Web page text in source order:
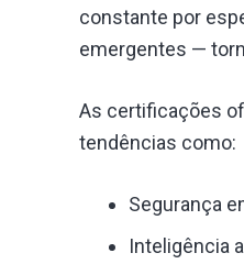
constante por
emergentes —
As certificações
tendências como:
Segurança
Inteligência